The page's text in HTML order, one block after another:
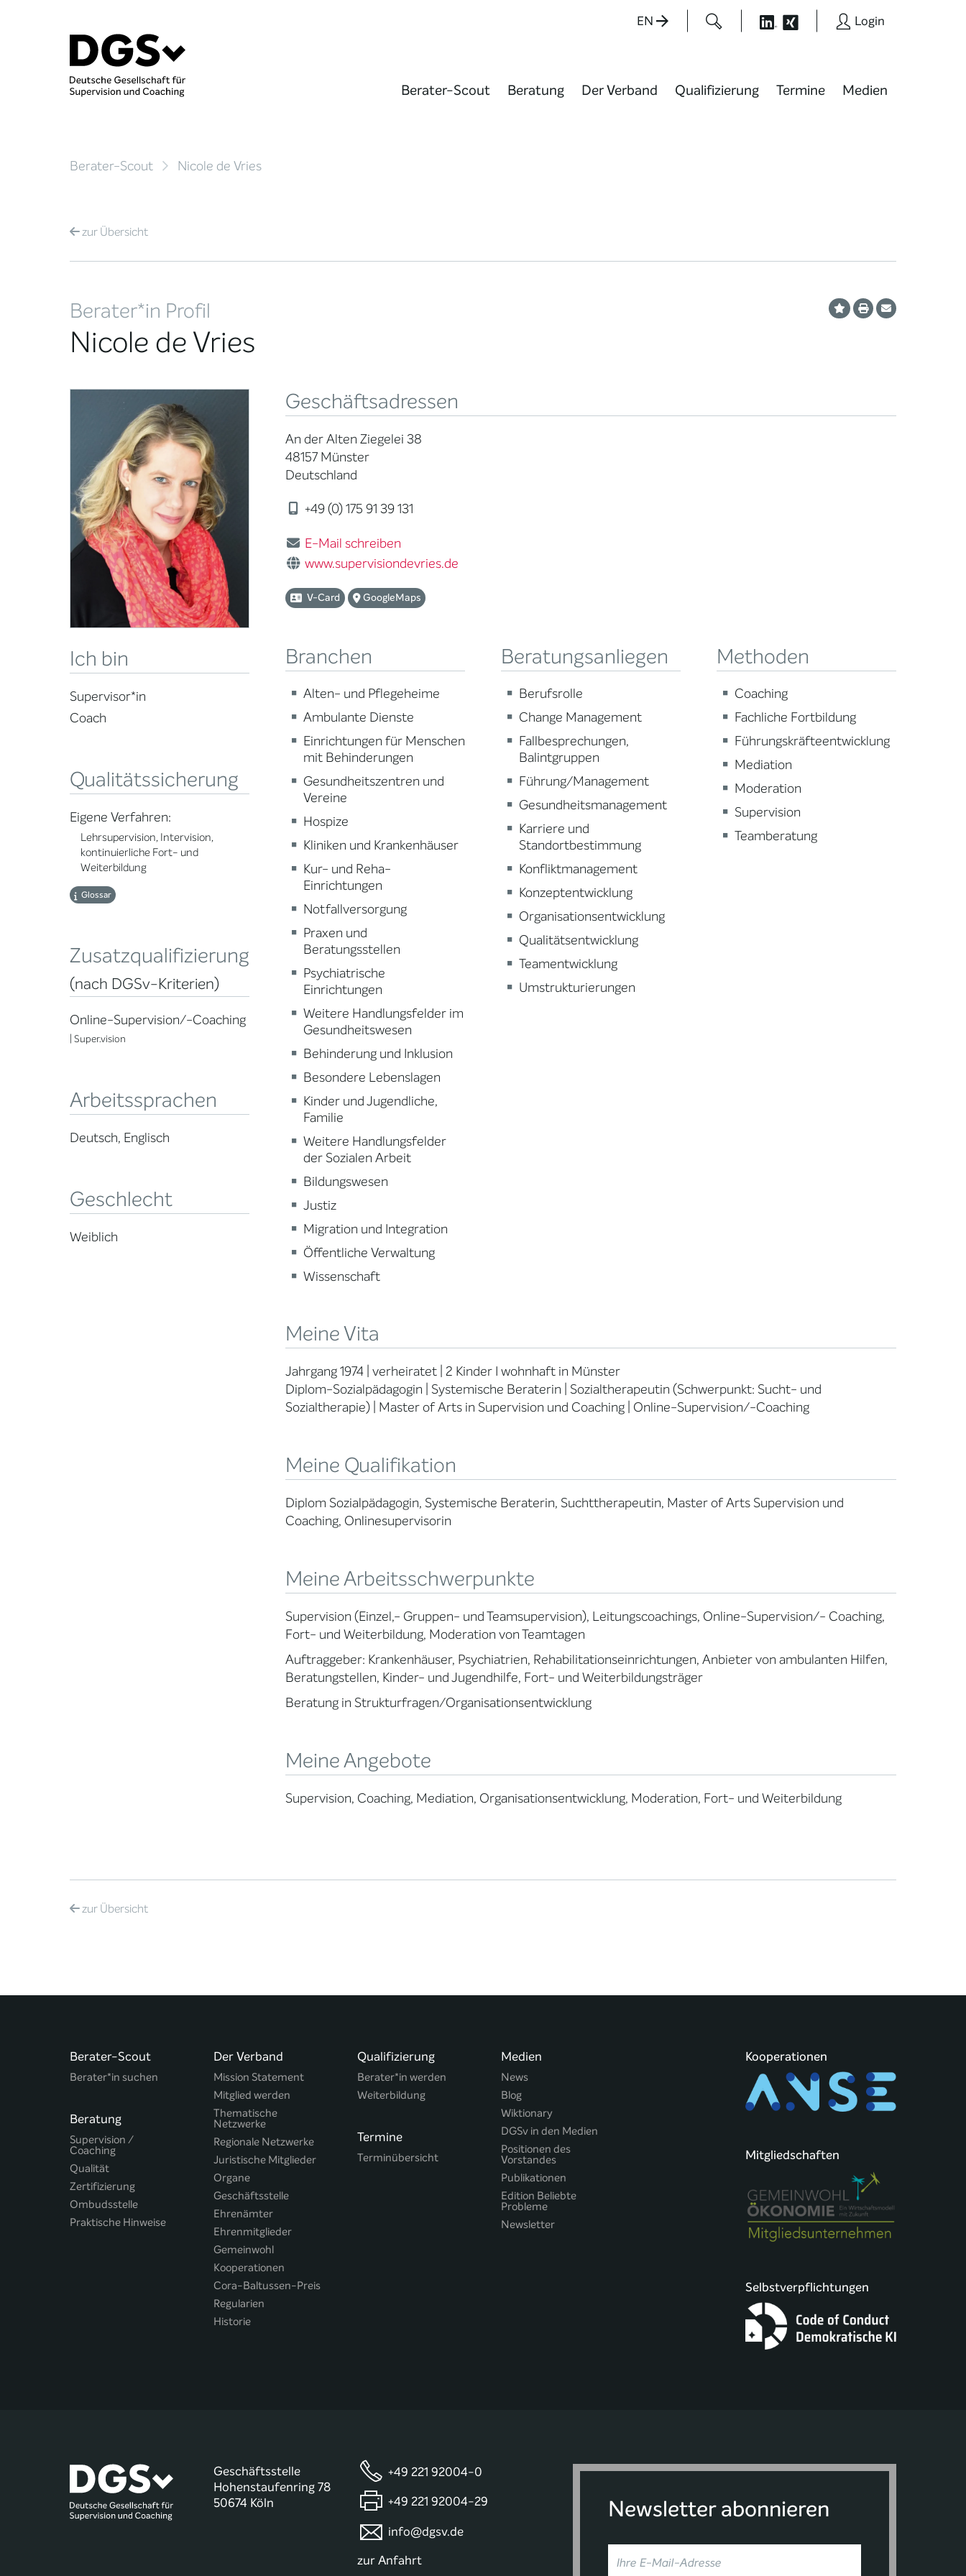
EN Login
Berater-Scout Beratung Der Verband Qualifizierung Termine Medien
Berater-Scout Nicole de Vries
zurÜbersicht
Berater*in Profil
Nicole de Vries
Ich bin
Supervisor*in
Coach
Qualitätssicherung
Eigene Verfahren:
Lehrsupervision, Intervision,
kontinuierliche Fort- und
Weiterbildung
Glossar
Zusatzqualifizierung
(nach DGSv-Kriterien)
Online-Supervision/-Coaching
| Super.vision
Arbeitssprachen
Deutsch, Englisch
Geschlecht
Weiblich
Geschäftsadressen
An der Alten Ziegelei 38
48157 Münster
Deutschland
+49 (0) 175 91 39 131
E-Mail schreiben
www.supervisiondevries.de
V-Card GoogleMaps
Branchen
Alten- und Pflegeheime
Ambulante Dienste
Einrichtungen für Menschen
mit Behinderungen
Gesundheitszentren und
Vereine
Hospize
Kliniken und Krankenhäuser
Kur- und Reha-
Einrichtungen
Notfallversorgung
Praxen und
Beratungsstellen
Psychiatrische
Einrichtungen
Weitere Handlungsfelder im
Gesundheitswesen
Behinderung und Inklusion
Besondere Lebenslagen
Kinder und Jugendliche,
Familie
Weitere Handlungsfelder
der Sozialen Arbeit
Bildungswesen
Justiz
Migration und Integration
Öffentliche Verwaltung
Wissenschaft
Beratungsanliegen
Berufsrolle
Change Management
Fallbesprechungen,
Balintgruppen
Führung/Management
Gesundheitsmanagement
Karriere und
Standortbestimmung
Konfliktmanagement
Konzeptentwicklung
Organisationsentwicklung
Qualitätsentwicklung
Teamentwicklung
Umstrukturierungen
Methoden
Coaching
Fachliche Fortbildung
Führungskräfteentwicklung
Mediation
Moderation
Supervision
Teamberatung
Meine Vita
Jahrgang 1974 | verheiratet | 2 Kinder I wohnhaft in Münster
Diplom-Sozialpädagogin | Systemische Beraterin | Sozialtherapeutin (Schwerpunkt: Sucht- und
Sozialtherapie) | Master of Arts in Supervision und Coaching | Online-Supervision/-Coaching
Meine Qualifikation
Diplom Sozialpädagogin, Systemische Beraterin, Suchttherapeutin, Master of Arts Supervision und
Coaching, Onlinesupervisorin
Meine Arbeitsschwerpunkte
Supervision (Einzel,- Gruppen- und Teamsupervision), Leitungscoachings, Online-Supervision/- Coaching,
Fort- und Weiterbildung, Moderation von Teamtagen
Auftraggeber: Krankenhäuser, Psychiatrien, Rehabilitationseinrichtungen, Anbieter von ambulanten Hilfen,
Beratungstellen, Kinder- und Jugendhilfe, Fort- und Weiterbildungsträger
Beratung in Strukturfragen/Organisationsentwicklung
Meine Angebote
Supervision, Coaching, Mediation, Organisationsentwicklung, Moderation, Fort- und Weiterbildung
zurÜbersicht
Berater-Scout
Berater*in suchen
Beratung
Supervision /
Coaching
Qualität
Zertifizierung
Ombudsstelle
Praktische Hinweise
Der Verband
Mission Statement
Mitglied werden
Thematische
Netzwerke
Regionale Netzwerke
Juristische Mitglieder
Organe
Geschäftsstelle
Ehrenämter
Ehrenmitglieder
Gemeinwohl
Kooperationen
Cora-Baltussen-Preis
Regularien
Historie
Qualifizierung
Berater*in werden
Weiterbildung
Termine
Terminübersicht
Medien
News
Blog
Wiktionary
DGSv in den Medien
Positionen des
Vorstandes
Publikationen
Edition Beliebte
Probleme
Newsletter
Kooperationen
Mitgliedschaften
Selbstverpflichtungen
Geschäftsstelle
Hohenstaufenring 78
50674 Köln
+49 221 92004-0
+49 221 92004-29
info@dgsv.de
zur Anfahrt
Newsletter abonnieren